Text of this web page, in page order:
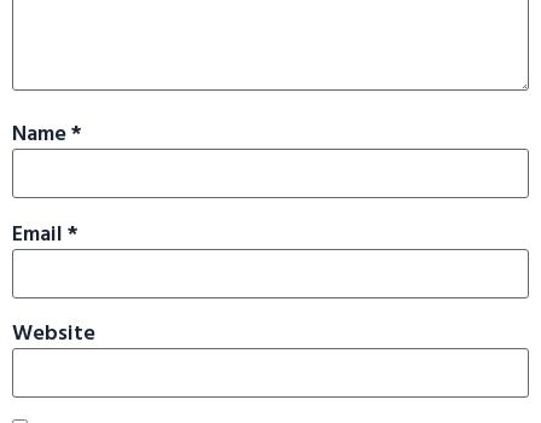
Name*
Email*
Website